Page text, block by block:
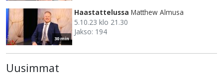
30 min
Haastattelussa Matthew Almusa
5.10.23 klo 21.30
Jakso: 194
Uusimmat